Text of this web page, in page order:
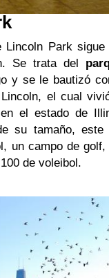
Lincoln Park
Se trata del
y se le bautizó
el cual
el estado de
su tamaño,
un campo de
de voleibol.